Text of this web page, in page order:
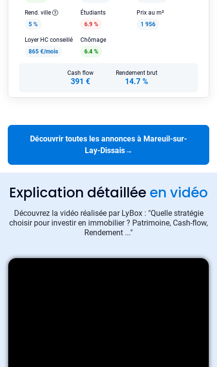
Rend. ville
5 %
Étudiants
6.9 %
Prix au m²
1 956
Loyer HC conseillé
865 €/mois
Chômage
6.4 %
Cash flow
391 €
Rendement brut
14.7 %
Découvrir toutes les annonces à Mareuil-sur-
Lay-Dissais→
Explication détaillée en vidéo
Découvrez la vidéo réalisée par LyBox : "Quelle stratégie
choisir pour investir en immobilier ? Patrimoine, Cash-flow,
Rendement ..."